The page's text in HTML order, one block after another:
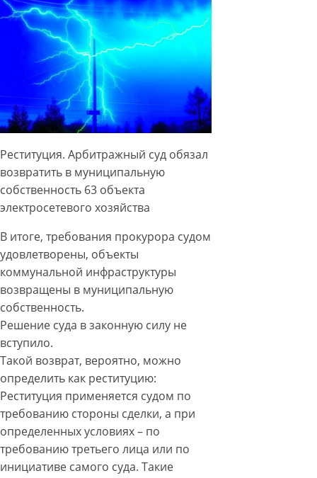
Реституция. Арбитражный суд обязал
возвратить в муниципальную
собственность 63 объекта
электросетевого хозяйства
В итоге, требования прокурора судом
удовлетворены, объекты
коммунальной инфраструктуры
возвращены в муниципальную
собственность.
Решение суда в законную силу не
вступило.
Такой возврат, вероятно, можно
определить как реституцию:
Реституция применяется судом по
требованию стороны сделки, а при
определенных условиях – по
требованию третьего лица или по
инициативе самого суда. Такие